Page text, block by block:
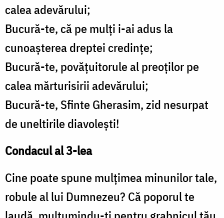
calea adevărului;
Bucură-te, că pe mulţi i-ai adus la
cunoaşterea dreptei credinţe;
Bucură-te, povăţuitorule al preoţilor pe
calea mărturisirii adevărului;
Bucură-te, Sfinte Gherasim, zid nesurpat
de uneltirile diavoleşti!
Condacul al 3-lea
Cine poate spune mulţimea minunilor tale,
robule al lui Dumnezeu? Că poporul te